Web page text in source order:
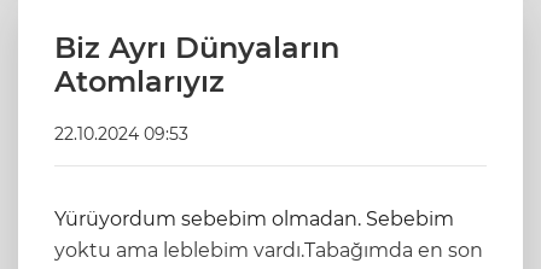
Biz Ayrı Dünyaların
Atomlarıyız
22.10.2024 09:53
Yürüyordum sebebim olmadan. Sebebim
yoktu ama leblebim vardı.Tabağımda en son